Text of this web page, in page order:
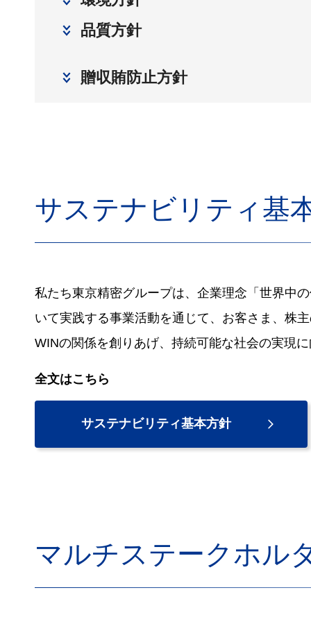
品質方針
贈収賄防止方針
サステナビリティ基
私たち東京精密グループは、企業理念「世界中
いて実践する事業活動を通じて、お客さま、株
WINの関係を創りあげ、持続可能な社会の実現
全文はこちら
サステナビリティ基本方針
マルチステークホル